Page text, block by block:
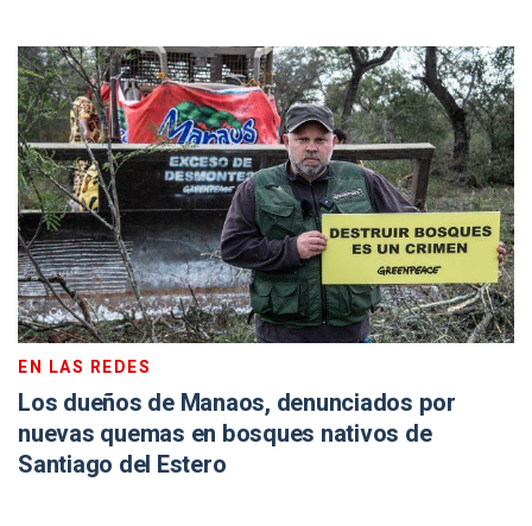
EN LAS REDES
Los dueños de Manaos, denunciados por
nuevas quemas en bosques nativos de
Santiago del Estero